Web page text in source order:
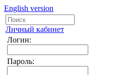
English version
Личный кабинет
Логин:
Пароль: